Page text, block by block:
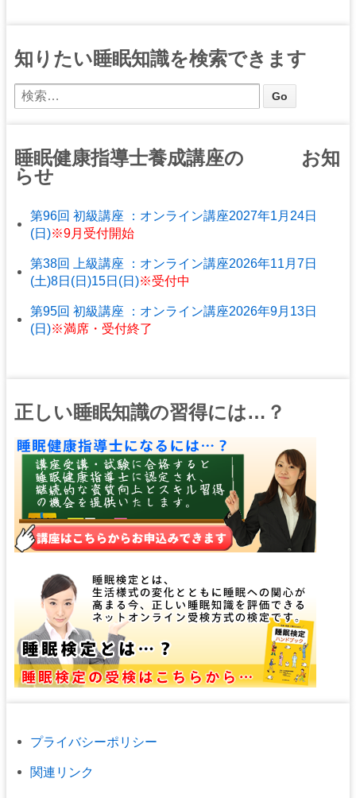
知りたい睡眠知識を検索できます
睡眠健康指導士養成講座の お知
らせ
第96回 初級講座 ：オンライン講座2027年1月24日
(日)※9月受付開始
第38回 上級講座 ：オンライン講座2026年11月7日
(土)8日(日)15日(日)※受付中
第95回 初級講座 ：オンライン講座2026年9月13日
(日)※満席・受付終了
正しい睡眠知識の習得には…？
プライバシーポリシー
関連リンク